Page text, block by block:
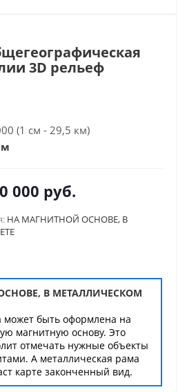
3D рельеф
(1 см - 29,5 км)
000 руб.
НА МАГНИТНОЙ ОСНОВЕ, В
В МЕТАЛЛИЧЕСКОМ
может быть оформлена на
магнитную основу. Это
отмечать нужные объекты
А металлическая рама
карте законченный вид.